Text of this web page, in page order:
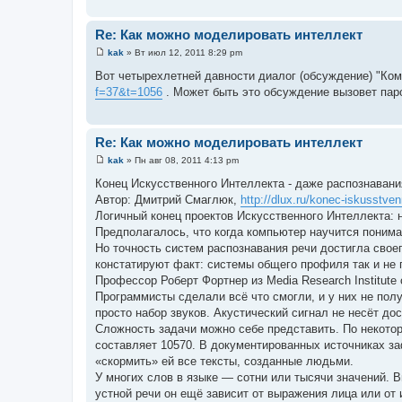
е
Re: Как можно моделировать интеллект
о
б
н
е
kak » Вт июл 12, 2011 8:29 pm
Вот четырехлетней давности диалог (обсуждение)
f=37&t=1056 . Может быть это обсуждение вызовет
Re: Как можно моделировать интеллект
о
б
е
н
е
kak » Пн авг 08, 2011 4:13 pm
Конец Искусственного Интеллекта - даже
Автор: Дмитрий Смаглюк, http://dlux.ru/konec-
Логичный конец проектов Искусственного
Предполагалось, что когда компьютер научится
Но точность систем распознавания речи достигла
констатируют факт: системы общего профиля так и не
Профессор Роберт Фортнер из Media Research Institute
Программисты сделали всё что смогли, и у них не
просто набор звуков. Акустический сигнал не несёт
Сложность задачи можно себе представить. По
составляет 10570. В документированных источниках
«скормить» ей все тексты, созданные людьми.
У многих слов в языке — сотни или тысячи значений.
устной речи он ещё зависит от выражения лица или от